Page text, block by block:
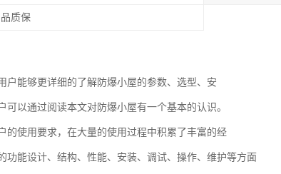
质保
户能够更详细的了解防爆小屋的参数、选型、安
可以通过阅读本文对防爆小屋有一个基本的认识。
的使用要求，在大量的使用过程中积累了丰富的经
功能设计、结构、性能、安装、调试、操作、维护等方面